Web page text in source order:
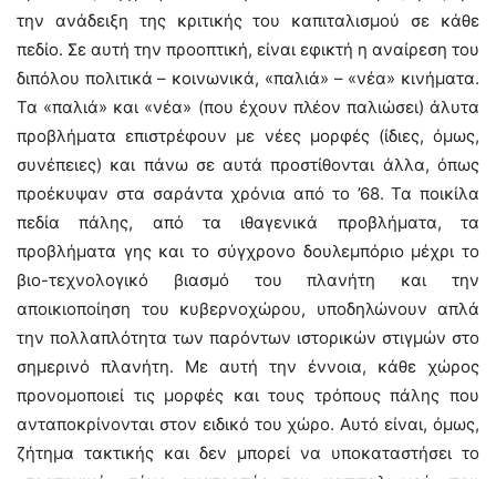
την ανάδειξη της κριτικής του καπιταλισμού σε κάθε
πεδίο. Σε αυτή την προοπτική, είναι εφικτή η αναίρεση του
διπόλου πολιτικά – κοινωνικά, «παλιά» – «νέα» κινήματα.
Τα «παλιά» και «νέα» (που έχουν πλέον παλιώσει) άλυτα
προβλήματα επιστρέφουν με νέες μορφές (ίδιες, όμως,
συνέπειες) και πάνω σε αυτά προστίθονται άλλα, όπως
προέκυψαν στα σαράντα χρόνια από το ’68. Τα ποικίλα
πεδία πάλης, από τα ιθαγενικά προβλήματα, τα
προβλήματα γης και το σύγχρονο δουλεμπόριο μέχρι το
βιο-τεχνολογικό βιασμό του πλανήτη και την
αποικιοποίηση του κυβερνοχώρου, υποδηλώνουν απλά
την πολλαπλότητα των παρόντων ιστορικών στιγμών στο
σημερινό πλανήτη. Με αυτή την έννοια, κάθε χώρος
προνομοποιεί τις μορφές και τους τρόπους πάλης που
ανταποκρίνονται στον ειδικό του χώρο. Αυτό είναι, όμως,
ζήτημα τακτικής και δεν μπορεί να υποκαταστήσει το